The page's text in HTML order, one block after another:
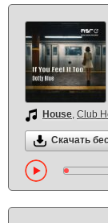
House, Club
Скачать